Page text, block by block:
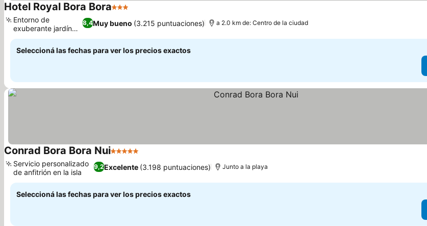
Hotel Royal Bora Bora3 Estrellas
8,4Muy bueno (3.215 puntuaciones)
Entorno de
exuberante jardín
tropical
a 2.0 km de: Centro de la ciudad
Seleccioná las fechas para ver los precios exactos
Conrad Bora Bora Nui5 Estrellas
9,2Excelente (3.198 puntuaciones)
Servicio personalizado
de anfitrión en la isla
Junto a la playa
Seleccioná las fechas para ver los precios exactos